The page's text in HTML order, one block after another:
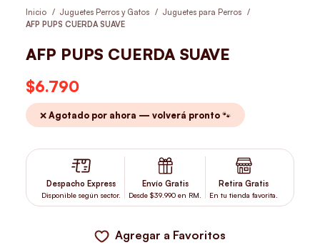
Inicio Juguetes Perros y Gatos
Juguetes para Perros
AFP PUPS CUERDA SUAVE
AFP PUPS CUERDA SUAVE
$6.790
❌ Agotado por ahora — volverá pronto 🐾
Despacho Express
Disponible según sector.
Envío Gratis
Desde $39.990 en RM.
Retira Gratis
En tu tienda favorita.
Agregar a Favoritos